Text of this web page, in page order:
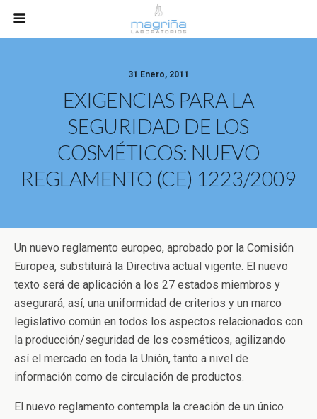
31 Enero, 2011
EXIGENCIAS PARA LA
SEGURIDAD DE LOS
COSMÉTICOS: NUEVO
REGLAMENTO (CE) 1223/2009
Un nuevo reglamento europeo, aprobado por la Comisión
Europea, substituirá la Directiva actual vigente. El nuevo
texto será de aplicación a los 27 estados miembros y
asegurará, así, una uniformidad de criterios y un marco
legislativo común en todos los aspectos relacionados con
la producción/seguridad de los cosméticos, agilizando
así el mercado en toda la Unión, tanto a nivel de
información como de circulación de productos.
El nuevo reglamento contempla la creación de un único